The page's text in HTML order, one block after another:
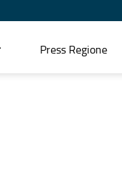
Press Regione